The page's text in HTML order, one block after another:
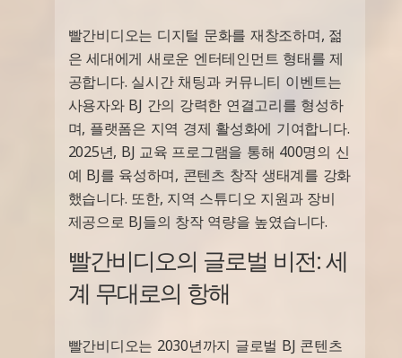
빨간비디오는 디지털 문화를 재창조하며, 젊
은 세대에게 새로운 엔터테인먼트 형태를 제
공합니다. 실시간 채팅과 커뮤니티 이벤트는
사용자와 BJ 간의 강력한 연결고리를 형성하
며, 플랫폼은 지역 경제 활성화에 기여합니다.
2025년, BJ 교육 프로그램을 통해 400명의 신
예 BJ를 육성하며, 콘텐츠 창작 생태계를 강화
했습니다. 또한, 지역 스튜디오 지원과 장비
제공으로 BJ들의 창작 역량을 높였습니다.
빨간비디오의 글로벌 비전: 세
계 무대로의 항해
빨간비디오는 2030년까지 글로벌 BJ 콘텐츠